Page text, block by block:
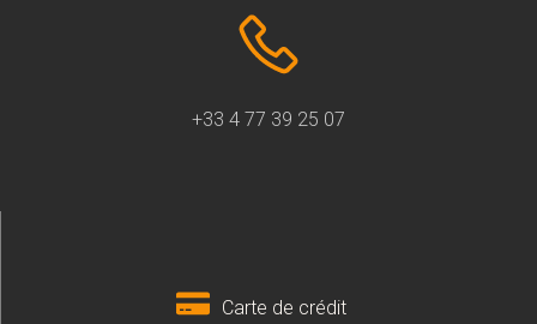
+33 4 77 39 25 07
Carte de crédit